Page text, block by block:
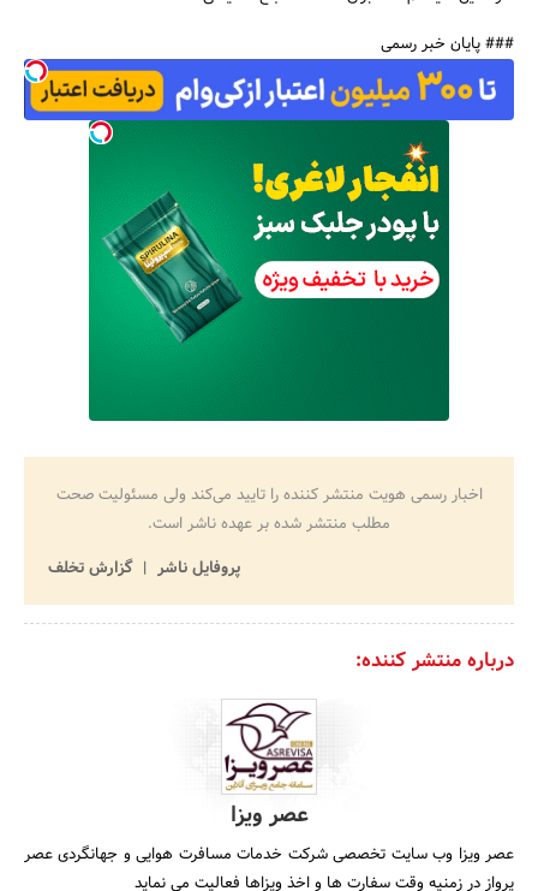
### پایان خبر رسمی
اخبار رسمی هویت منتشر کننده را تایید می‌کند ولی مسئولیت صحت
مطلب منتشر شده بر عهده ناشر است.
پروفایل ناشر
گزارش تخلف
درباره منتشر کننده:
عصر ویزا
عصر ویزا وب سایت تخصصی شرکت خدمات مسافرت هوایی و جهانگردی عصر
پرواز در زمنیه وقت سفارت ها و اخذ ویزاها فعالیت می نماید